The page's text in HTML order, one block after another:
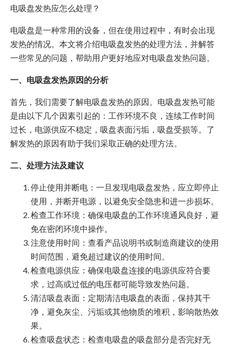
电吸盘发热应怎么处理？
电吸盘是一种常用的设备，但在使用过程中，有时会出现
发热的情况。本文将介绍电吸盘发热的处理方法，并解答
一些常见的问题，帮助用户更好地应对电吸盘发热问题。
一、电吸盘发热原因的分析
首先，我们需要了解电吸盘发热的原因。电吸盘发热可能
是由以下几个因素引起的：工作环境不良，连续工作时间
过长，电源供应不稳定，吸盘表面污垢，吸盘受损等。了
解发热的原因有助于我们采取正确的处理方法。
二、处理方法及建议
停止使用并断电：一旦发现电吸盘发热，应立即停止
使用，并断开电源，以避免安全隐患和进一步损坏。
检查工作环境：确保电吸盘的工作环境通风良好，避
免在密闭环境中操作。
注意使用时间：查看产品说明书或制造商建议的使用
时间范围，避免超过建议的使用时间。
检查电源供应：确保电吸盘连接的电源供应符合要
求，过高或过低的电压都可能导致发热问题。
清洁吸盘表面：定期清洁电吸盘的表面，保持其干
净，避免灰尘、污垢或其他物质的堆积，影响散热效
果。
检查吸盘状态：检查电吸盘的吸盘部分是否完好无